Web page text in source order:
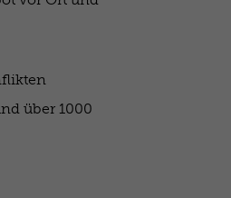
über 1000